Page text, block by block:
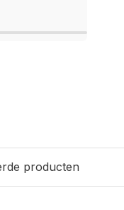
producten